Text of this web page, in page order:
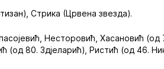
Стрика (Црвена звезда).
Несторовић, Хасановић
(од 80. Здјеларић), Ристић (од 46.